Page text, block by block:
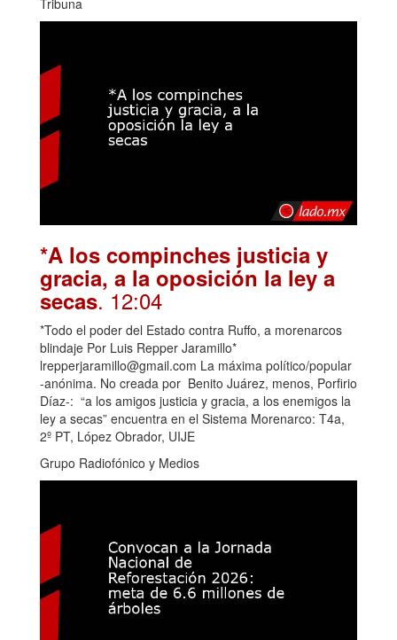
Tribuna
*A los compinches justicia y
gracia, a la oposición la ley a
secas. 12:04
*Todo el poder del Estado contra Ruffo, a morenarcos
blindaje Por Luis Repper Jaramillo*
lrepperjaramillo@gmail.com La máxima político/popular
-anónima. No creada por Benito Juárez, menos, Porfirio
Díaz-: “a los amigos justicia y gracia, a los enemigos la
ley a secas” encuentra en el Sistema Morenarco: T4a,
2º PT, López Obrador, UIJE
Grupo Radiofónico y Medios